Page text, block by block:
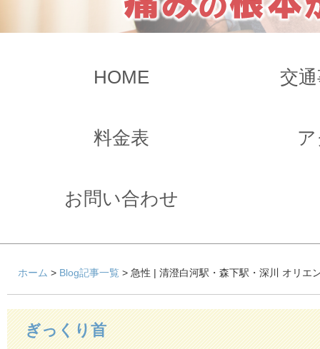
HOME 交
料金表
お問い合わせ
ホーム > Blog記事一覧 > 急性 | 清澄白河駅・森下駅・深川 オリエ
ぎっくり首